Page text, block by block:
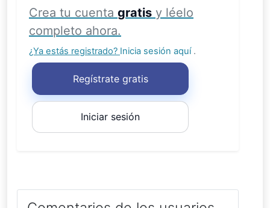
Crea tu cuenta gratis y léelo
completo ahora.
¿Ya estás registrado? Inicia sesión aquí .
Regístrate gratis
Iniciar sesión